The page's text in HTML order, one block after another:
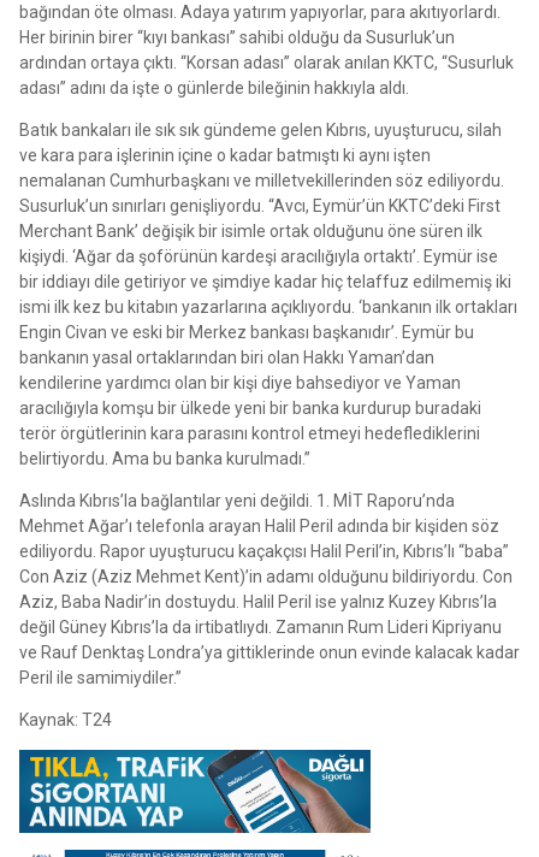
bağından öte olması. Adaya yatırım yapıyorlar, para akıtıyorlardı.
Her birinin birer “kıyı bankası” sahibi olduğu da Susurluk’un
ardından ortaya çıktı. “Korsan adası” olarak anılan KKTC, “Susurluk
adası” adını da işte o günlerde bileğinin hakkıyla aldı.
Batık bankaları ile sık sık gündeme gelen Kıbrıs, uyuşturucu, silah
ve kara para işlerinin içine o kadar batmıştı ki aynı işten
nemalanan Cumhurbaşkanı ve milletvekillerinden söz ediliyordu.
Susurluk’un sınırları genişliyordu. “Avcı, Eymür’ün KKTC’deki First
Merchant Bank’ değişik bir isimle ortak olduğunu öne süren ilk
kişiydi. ‘Ağar da şoförünün kardeşi aracılığıyla ortaktı’. Eymür ise
bir iddiayı dile getiriyor ve şimdiye kadar hiç telaffuz edilmemiş iki
ismi ilk kez bu kitabın yazarlarına açıklıyordu. ‘bankanın ilk ortakları
Engin Civan ve eski bir Merkez bankası başkanıdır’. Eymür bu
bankanın yasal ortaklarından biri olan Hakkı Yaman’dan
kendilerine yardımcı olan bir kişi diye bahsediyor ve Yaman
aracılığıyla komşu bir ülkede yeni bir banka kurdurup buradaki
terör örgütlerinin kara parasını kontrol etmeyi hedeflediklerini
belirtiyordu. Ama bu banka kurulmadı.”
Aslında Kıbrıs’la bağlantılar yeni değildi. 1. MİT Raporu’nda
Mehmet Ağar’ı telefonla arayan Halil Peril adında bir kişiden söz
ediliyordu. Rapor uyuşturucu kaçakçısı Halil Peril’in, Kıbrıs’lı “baba”
Con Aziz (Aziz Mehmet Kent)’in adamı olduğunu bildiriyordu. Con
Aziz, Baba Nadir’in dostuydu. Halil Peril ise yalnız Kuzey Kıbrıs’la
değil Güney Kıbrıs’la da irtibatlıydı. Zamanın Rum Lideri Kipriyanu
ve Rauf Denktaş Londra’ya gittiklerinde onun evinde kalacak kadar
Peril ile samimiydiler.”
Kaynak: T24